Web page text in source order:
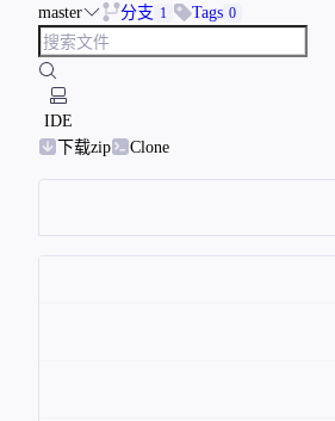
master 分支 1 Tags 0
IDE
下载zip
Clone